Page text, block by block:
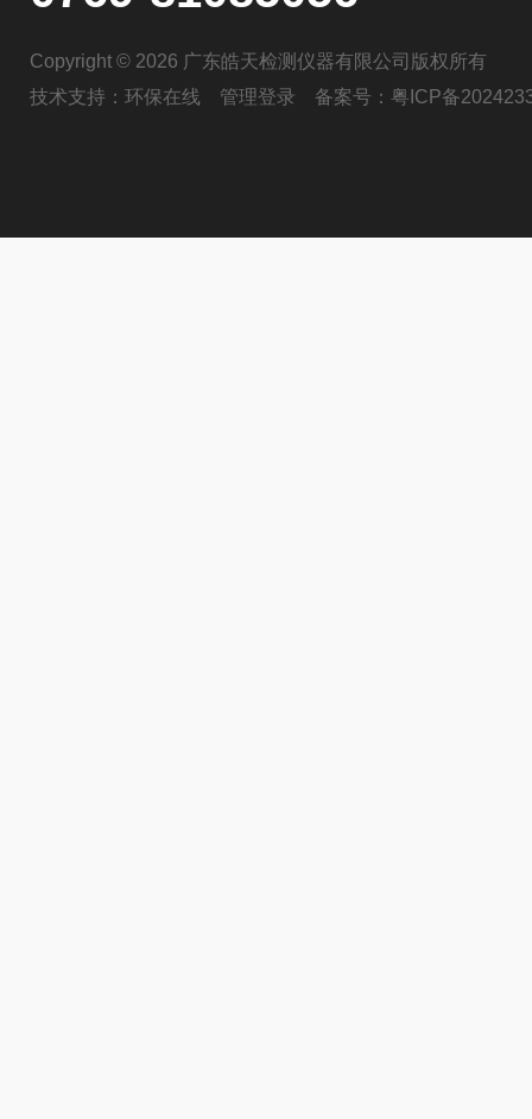
Copyright © 2026 广东皓天检测仪器有限公司版权所有
技术支持： 环保在线 管理登录 备案号： 粤ICP备